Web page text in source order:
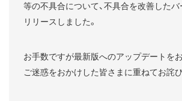
等の不具合について、不具合を改善した
リリースしました。
お手数ですが最新版へのアップデートをお
ご迷惑をおかけした皆さまに重ねてお詫